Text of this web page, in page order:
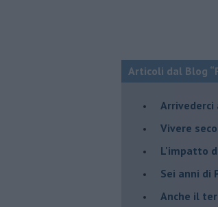
Articoli dal Blog
​Vivere
​L'impatto
Sei anni di
​Anche il